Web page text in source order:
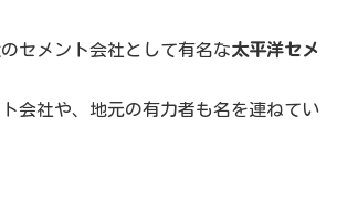
セメント会社として有名な太平洋セメ
会社や、地元の有力者も名を連ねてい